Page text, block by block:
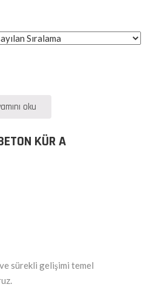
oku
KÜR A
sürekli gelişimi temel